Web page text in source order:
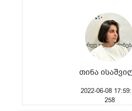
თინა
2022-06-08
258